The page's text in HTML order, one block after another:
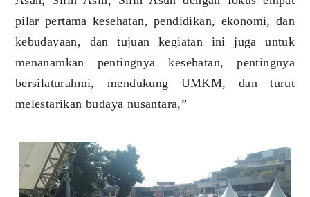
pilar pertama kesehatan, pendidikan, ekonomi, dan
kebudayaan, dan tujuan kegiatan ini juga untuk
menanamkan pentingnya kesehatan, pentingnya
bersilaturahmi, mendukung UMKM, dan turut
melestarikan budaya nusantara,”